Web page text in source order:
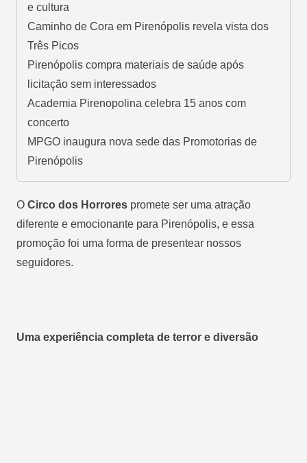
e cultura
Caminho de Cora em Pirenópolis revela vista dos
Três Picos
Pirenópolis compra materiais de saúde após
licitação sem interessados
Academia Pirenopolina celebra 15 anos com
concerto
MPGO inaugura nova sede das Promotorias de
Pirenópolis
O Circo dos Horrores promete ser uma atração
diferente e emocionante para Pirenópolis, e essa
promoção foi uma forma de presentear nossos
seguidores.
Uma experiência completa de terror e diversão